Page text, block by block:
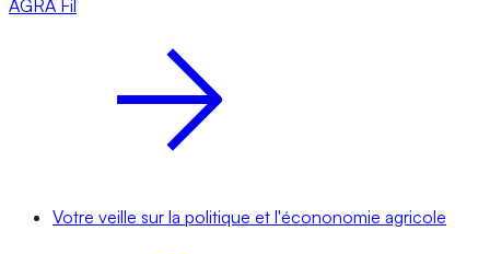
AGRA Fil
Votre veille sur la politique et l'écononomie agricole